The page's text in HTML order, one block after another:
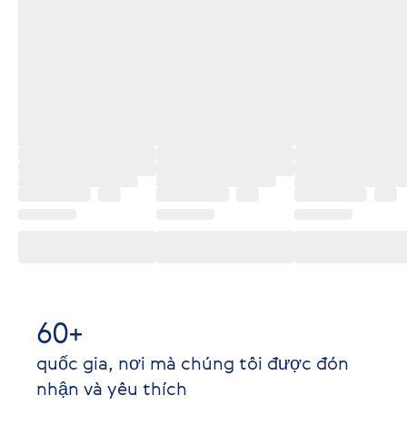
60+
quốc gia, nơi mà chúng tôi được đón
nhận và yêu thích